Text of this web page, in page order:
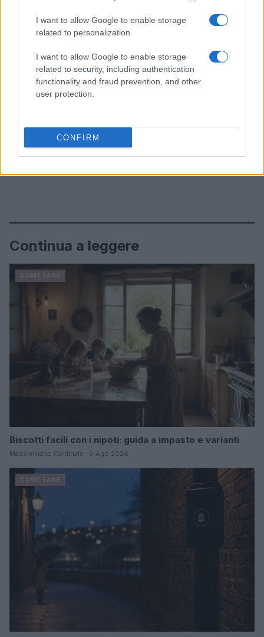
I want to allow Google to enable storage
related to personalization.
I want to allow Google to enable storage
related to security, including authentication
functionality and fraud prevention, and other
user protection.
CONFIRM
Continua a leggere
Biscotti facili con i nipoti: guida a impasto e varianti
Massimiliano Cardinale · 9 Ago 2026